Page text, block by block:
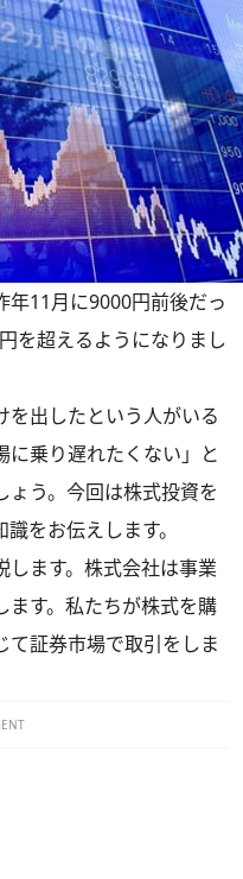
11月に9000円前後だっ
を超えるようになりまし
出したという人がいる
に乗り遅れたくない」と
う。今回は株式投資を
をお伝えします。
ます。株式会社は事業
ます。私たちが株式を購
て証券市場で取引をしま